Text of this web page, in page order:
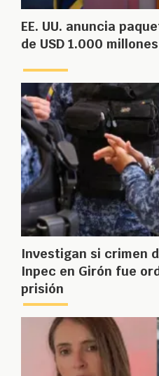
EE. UU. anuncia
de USD 1.000
Investigan si crimen
Inpec en Girón fue
prisión